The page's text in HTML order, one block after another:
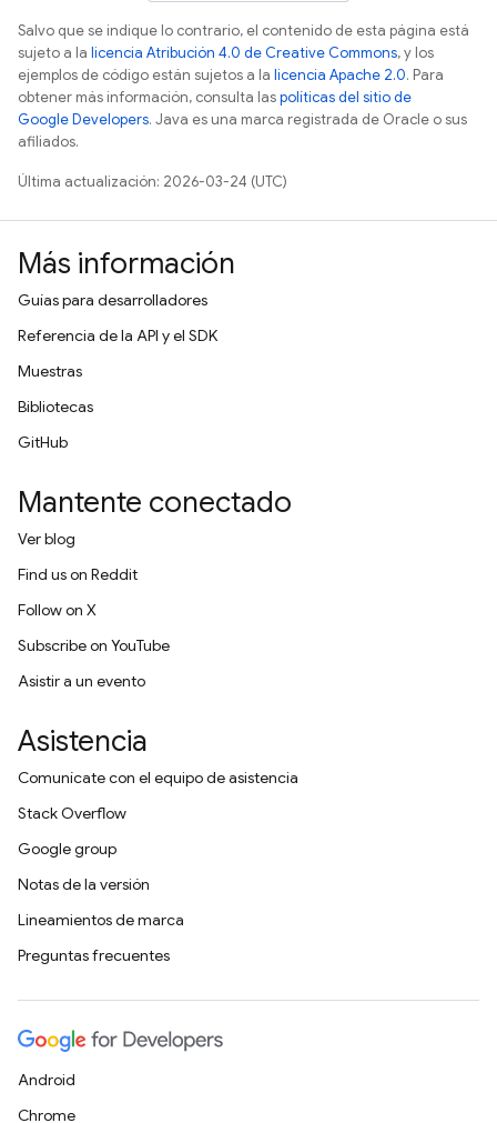
Salvo que se indique lo contrario, el contenido de esta página está
sujeto a la licencia Atribución 4.0 de Creative Commons, y los
ejemplos de código están sujetos a la licencia Apache 2.0. Para
obtener más información, consulta laspolíticas del sitio de
Google Developers. Java es una marca registrada de Oracle o sus
afiliados.
Última actualización: 2026-03-24 (UTC)
Más información
Guías para desarrolladores
Referencia de la API y el SDK
Muestras
Bibliotecas
GitHub
Mantente conectado
Ver blog
Find us on Reddit
Follow on X
Subscribe on YouTube
Asistir a un evento
Asistencia
Comunícate con el equipo de asistencia
Stack Overflow
Google group
Notas de la versión
Lineamientos de marca
Preguntas frecuentes
Android
Chrome